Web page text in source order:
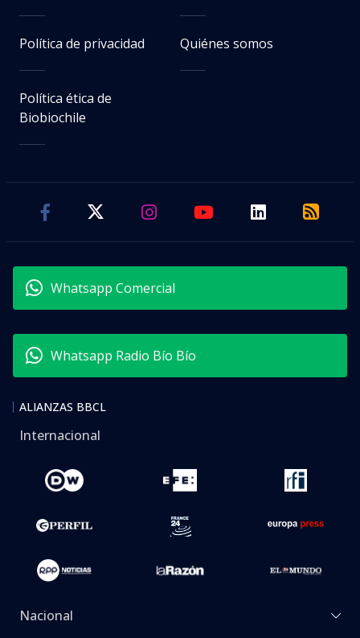
Política de privacidad Quiénes somos
Política ética de
Biobiochile
Whatsapp Comercial
Whatsapp Radio Bío Bío
ALIANZAS BBCL
Internacional
Nacional